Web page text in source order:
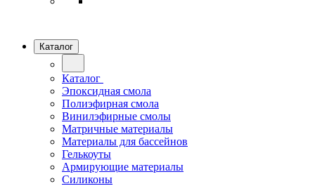
Каталог
Каталог
Эпоксидная смола
Полиэфирная смола
Винилэфирные смолы
Матричные материалы
Материалы для бассейнов
Гелькоуты
Армирующие материалы
Силиконы